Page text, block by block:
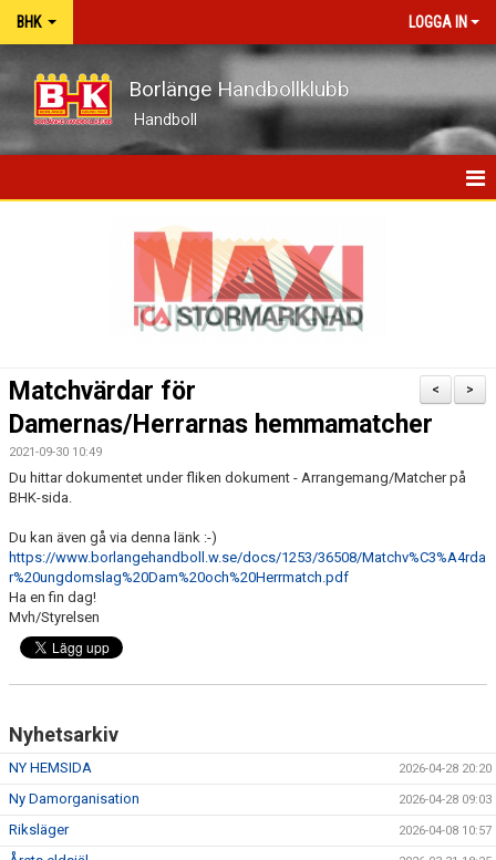
BHK LOGGA IN
Borlänge Handbollklubb
Handboll
KONTAKT
MATCHER
MEDLEMS INFO
UNGDOMSKOMMITTÉN
>
<
Matchvärdar för
Damernas/Herrarnas hemmamatcher
2021-09-30 10:49
Du hittar dokumentet under fliken dokument - Arrangemang/Matcher på
BHK-sida.
Du kan även gå via denna länk :-)
https://www.borlangehandboll.w.se/docs/1253/36508/Matchv%C3%A4rda
r%20ungdomslag%20Dam%20och%20Herrmatch.pdf
Ha en fin dag!
Mvh/Styrelsen
Nyhetsarkiv
NY HEMSIDA 2026-04-28 20:20
Ny Damorganisation 2026-04-28 09:03
Riksläger 2026-04-08 10:57